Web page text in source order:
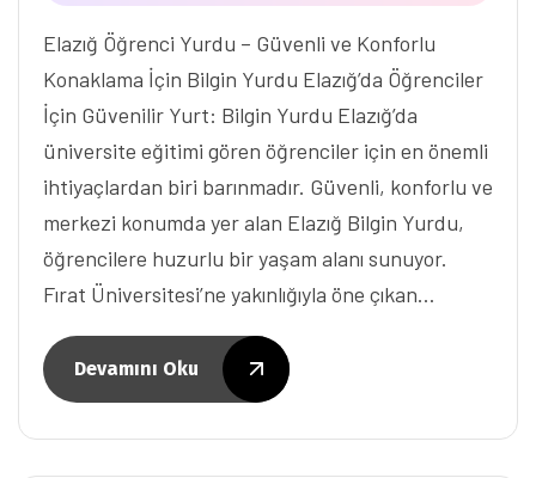
Elazığ Öğrenci Yurdu – Güvenli ve Konforlu
Konaklama İçin Bilgin Yurdu Elazığ’da Öğrenciler
İçin Güvenilir Yurt: Bilgin Yurdu Elazığ’da
üniversite eğitimi gören öğrenciler için en önemli
ihtiyaçlardan biri barınmadır. Güvenli, konforlu ve
merkezi konumda yer alan Elazığ Bilgin Yurdu,
öğrencilere huzurlu bir yaşam alanı sunuyor.
Fırat Üniversitesi’ne yakınlığıyla öne çıkan…
Devamını Oku